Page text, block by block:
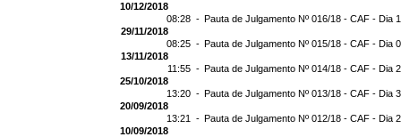
10/12/2018
08:28 - Pauta de Julgamento Nº 016/18 - CAF - Dia
29/11/2018
08:25 - Pauta de Julgamento Nº 015/18 - CAF - Dia
13/11/2018
11:55 - Pauta de Julgamento Nº 014/18 - CAF - Dia
25/10/2018
13:20 - Pauta de Julgamento Nº 013/18 - CAF - Dia
20/09/2018
13:21 - Pauta de Julgamento Nº 012/18 - CAF - Dia
10/09/2018